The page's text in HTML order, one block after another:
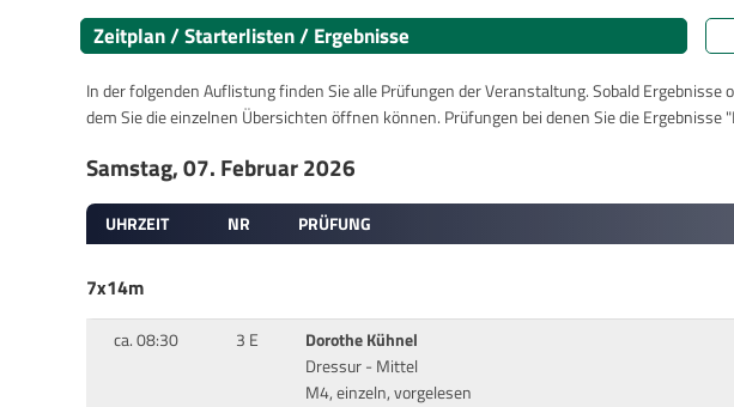
Zeitplan / Starterlisten / Ergebnisse
In der folgenden Auflistung finden Sie alle Prüfungen der Veranstaltung. Sobald
dem Sie die einzelnen Übersichten öffnen können. Prüfungen bei denen Sie die
Samstag, 07. Februar 2026
UHRZEIT NR PRÜFUNG
7x14m
ca. 08:30 3 E
Dorothe Kühnel
Dressur - Mittel
M4, einzeln, vorgelesen